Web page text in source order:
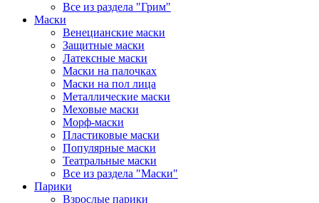
Все из раздела "Грим"
Маски
Венецианские маски
Защитные маски
Латексные маски
Маски на палочках
Маски на пол лица
Металлические маски
Меховые маски
Морф-маски
Пластиковые маски
Популярные маски
Театральные маски
Все из раздела "Маски"
Парики
Взрослые парики